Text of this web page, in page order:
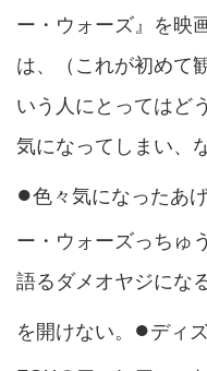
ー・ウォーズ』を映
は、（これが初めて
いう人にとってはど
気になってしまい、
●色々気になったあ
ー・ウォーズっちゅ
語るダメオヤジにな
を開けない。 ●ディ